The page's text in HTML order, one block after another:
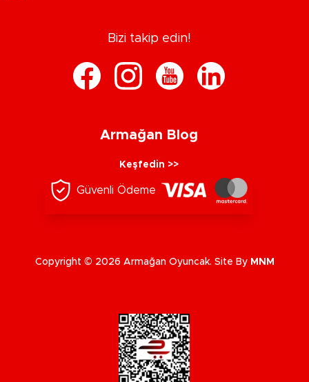
Bizi takip edin!
Armağan Blog
Keşfedin >>
Güvenli Ödeme
Copyright © 2026 Armağan Oyuncak. Site By MNM